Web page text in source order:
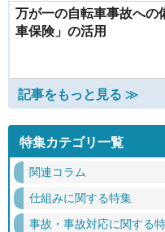
万が一の自転車事故への
車保険」の活用
記事をもっと見る ≫
特集カテゴリ一覧
関連コラム
仕組みに関する特集
事故・事故対応に関する